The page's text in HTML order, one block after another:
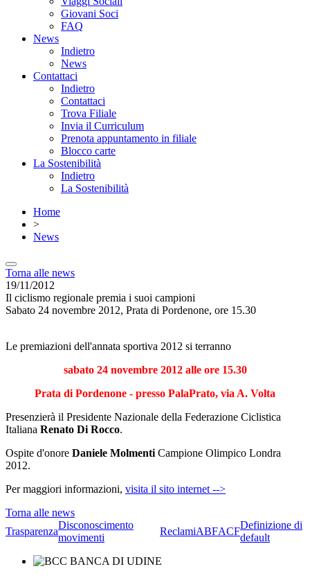
Giovani Soci
FAQ
News
Indietro
News
Contattaci
Indietro
Contattaci
Trova Filiale
Invia il Curriculum
Prenota appuntamento in filiale
Blocco carte
La Sostenibilità
Indietro
La Sostenibilità
Home
>
News
Torna alle news
19/11/2012
Il ciclismo regionale premia i suoi campioni
Sabato 24 novembre 2012, Prata di Pordenone, ore 15.30
Le premiazioni dell'annata sportiva 2012 si terranno
sabato 24 novembre 2012 alle ore 15.30
Prata di Pordenone - presso PalaPrato, via A. Volta
Presenzierà il Presidente Nazionale della Federazione Ciclistica
Italiana Renato Di Rocco.
Ospite d'onore Daniele Molmenti Campione Olimpico Londra
2012.
Per maggiori informazioni, visita il sito internet -->
Torna alle news
Trasparenza
Disconoscimento
movimenti
ReclamiABFACF
Definizione di
default